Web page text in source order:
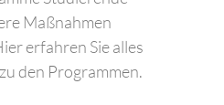
Maßnahmen
erfahren Sie alles
den Programmen.